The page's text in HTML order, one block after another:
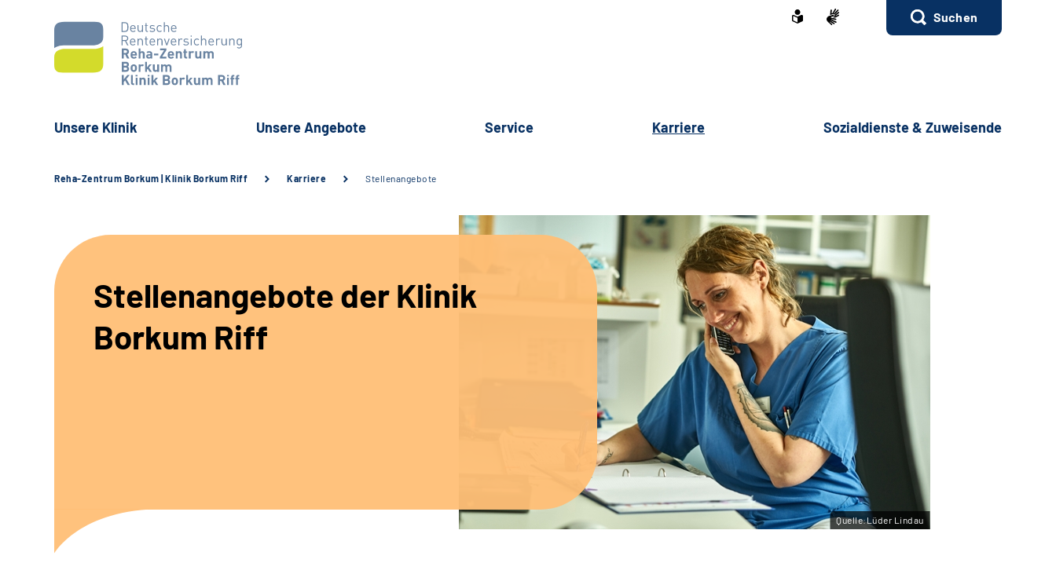
Suchen
Unsere Klinik Unsere Angebote Service Karriere Sozialdienste & Zuweisende
Reha-Zentrum Borkum | Klinik Borkum Riff Karriere Stellenangebote
Stellenangebote der Klinik
Borkum Riff
Quelle:Lüder Lindau